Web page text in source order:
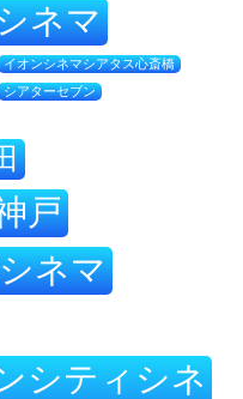
ネマ
イオンシネマシアタス心斎橋
シアターセブン
戸
ネマ
シティシネ